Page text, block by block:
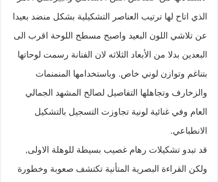
الذي اتاح لها ترتيب العناصر التشكيلية بشكل منضد بعيدا
عن تلاشي اللون البعيد واصبح مسطح اللوحة اقرب الى
البعدين بدلا من الأبعاد الثلاثه لان الفنانة رسمت لوحاتها
بتناغم وتوازن لوني خاص. وباستخدامها المنمنمات
والزخارف وتجاهلها التفاصيل لصالح المشهد الجمالي
العام وفي غنائية لونية تجاوزت التسجيل بالتشكيل
الانطباعي.
قد تبدو تشكيلات رهام غصيب بسيطة للوهلة الاولى,
ولكن القراءة البصرية المتأنية تكتشف صعوبة وخطورة